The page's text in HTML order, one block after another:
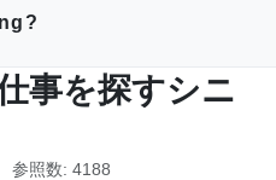
事を探すシニ
参照数: 4188